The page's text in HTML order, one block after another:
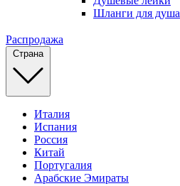
Шланги для душа
Распродажа
Страна
Италия
Испания
Россия
Китай
Португалия
Арабские Эмираты